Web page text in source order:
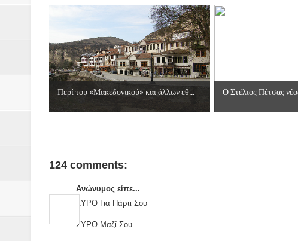
Περί του «Μακεδονικού» και άλλων εθ... Ο Στέλιος Πέτσας
124 comments:
Ανώνυμος είπε...
ΣΥΡΟ Για Πάρτι Σου
ΣΥΡΟ Μαζί Σου